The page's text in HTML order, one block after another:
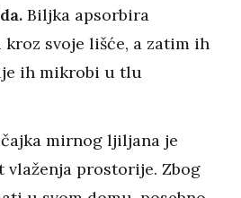
Biljka apsorbira
kroz svoje lišće, a zatim ih
ih mikrobi u tlu
mirnog ljiljana je
vlaženja prostorije. Zbog